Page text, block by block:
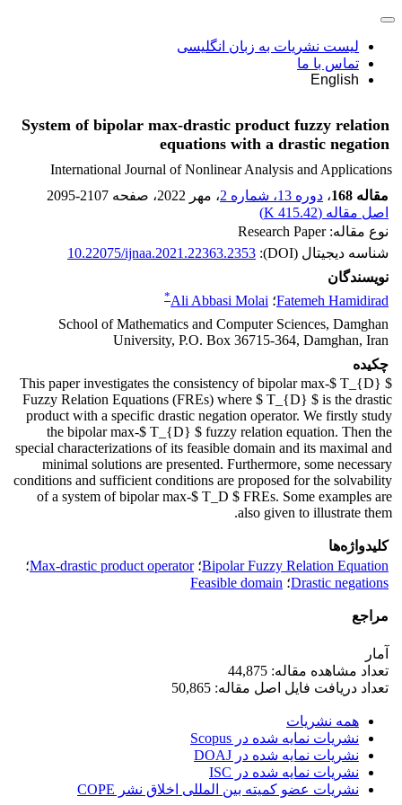
لیست نشریات به زبان انگلیسی
تماس با ما
English
System of bipolar max-drastic product fuzzy relation
equations with a drastic negation
International Journal of Nonlinear Analysis and Applications
مقاله 168
، دوره 13، شماره 2 ، مهر 2022 ، صفحه 2095-2107
اصل مقاله (415.42 K
)
نوع مقاله: Research Paper
شناسه دیجیتال (DOI):
10.22075/ijnaa.2021.22363.2353
نویسندگان
Fatemeh Hamidirad؛ Ali Abbasi Molai
*
School of Mathematics and Computer Sciences, Damghan
University, P.O. Box 36715-364, Damghan, Iran
چکیده
This paper investigates the consistency of bipolar max-$ T_{D} $
Fuzzy Relation Equations (FREs) where $ T_{D} $ is the drastic
product with a specific drastic negation operator. We firstly study
the bipolar max-$ T_{D} $ fuzzy relation equation. Then the
special characterizations of its feasible domain and its maximal and
minimal solutions are presented. Furthermore, some necessary
conditions and sufficient conditions are proposed for the solvability
of a system of bipolar max-$ T_D $ FREs. Some examples are
also given to illustrate them.
کلیدواژه‌ها
Bipolar Fuzzy Relation Equation؛Max-drastic product operator؛
Drastic negations؛ Feasible domain
مراجع
آمار
تعداد مشاهده مقاله: 44,875
تعداد دریافت فایل اصل مقاله: 50,865
همه نشریات
نشریات نمایه شده در Scopus
نشریات نمایه شده در DOAJ
نشریات نمایه شده در ISC
نشریات عضو کمیته بین المللی اخلاق نشر COPE